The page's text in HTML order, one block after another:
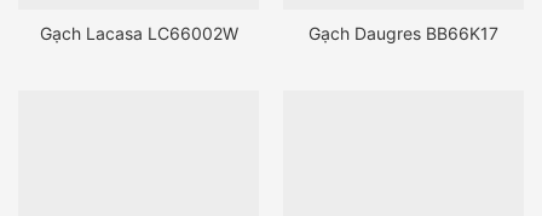
Gạch Lacasa LC66002W Gạch Daugres BB66K17